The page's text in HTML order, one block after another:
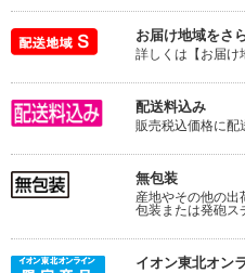
お届け地域をさ
詳しくは【お届け
配送料込み
販売税込価格に配
無包装
産地やその他の出
包装または発砲ス
イオン東北オン